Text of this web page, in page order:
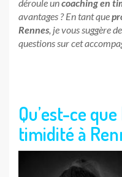
déroule uncoaching en
avantages ? En tant que
Rennes, je vous suggère
questions sur cet
Qu’est-ce
timidité à